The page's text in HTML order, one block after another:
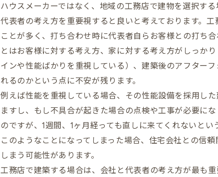
ハウスメーカーではなく、地域の工務店で建物を選択す
代表者の考え方を重要視すると良いと考えております。
ことが多く、打ち合わせ時に代表者自らお客様との打ち
とはお客様に対する考え方、家に対する考え方がしっか
インや性能ばかりを重視している）、建築後のアフター
れるのかという点に不安が残ります。
例えば性能を重視している場合、その性能設備を採用し
ますし、もし不具合が起きた場合の点検や工事が必要に
のですが、1週間、1ヶ月経っても直しに来てくれないとい
このようなことになってしまった場合、住宅会社との信
しまう可能性があります。
工務店で建築する場合は、会社と代表者の考え方が最も